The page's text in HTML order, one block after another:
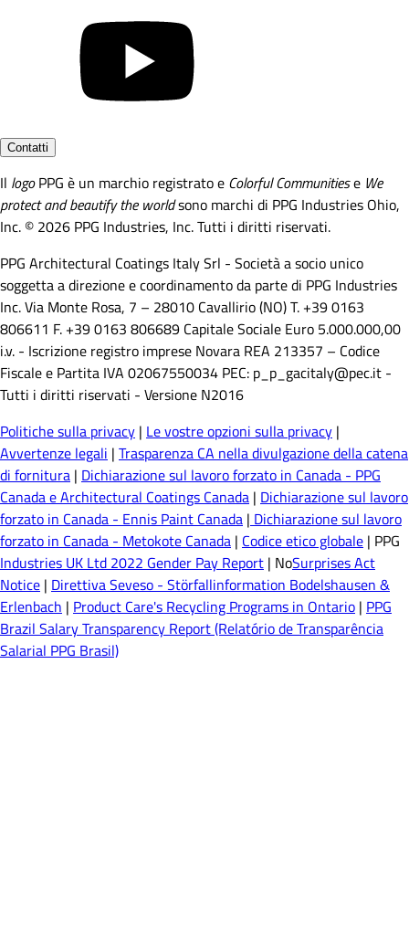
Contatti
Il logoPPG è un marchio registrato e Colorful Communitiese We
protect and beautify the worldsono marchi di PPG Industries Ohio,
Inc. © 2026 PPG Industries, Inc. Tutti i diritti riservati.
PPG Architectural Coatings Italy Srl - Società a socio unico
soggetta a direzione e coordinamento da parte di PPG Industries
Inc. Via Monte Rosa, 7 – 28010 Cavallirio (NO) T. +39 0163
806611 F. +39 0163 806689 Capitale Sociale Euro 5.000.000,00
i.v. - Iscrizione registro imprese Novara REA 213357 – Codice
Fiscale e Partita IVA 02067550034 PEC: p_p_gacitaly@pec.it -
Tutti i diritti riservati - Versione N2016
Politiche sulla privacy | Le vostre opzioni sulla privacy |
Avvertenze legali | Trasparenza CA nella divulgazione della catena
di fornitura | Dichiarazione sul lavoro forzato in Canada - PPG
Canada e Architectural Coatings Canada | Dichiarazione sul lavoro
forzato in Canada - Ennis Paint Canada | Dichiarazione sul lavoro
forzato in Canada - Metokote Canada | Codice etico globale | PPG
Industries UK Ltd 2022 Gender Pay Report | NoSurprises Act
Notice | Direttiva Seveso - Störfallinformation Bodelshausen &
Erlenbach | Product Care's Recycling Programs in Ontario | PPG
Brazil Salary Transparency Report (Relatório de Transparência
Salarial PPG Brasil)